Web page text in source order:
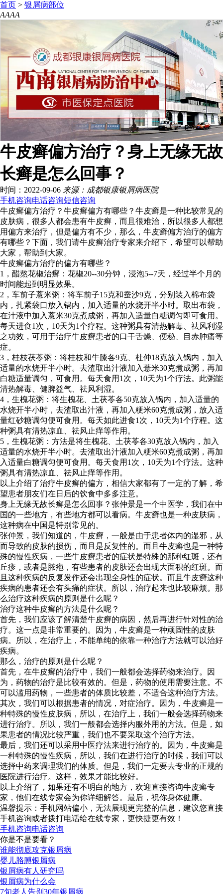
首页 > 银屑病部位
AAAA
牛皮癣偏方治疗？身上无缘无故
长癣是怎么回事？
时间：2022-09-06 来源：成都银康银屑病医院
手机咨询电话咨询短信咨询
牛皮癣偏方治疗？牛皮癣偏方有哪些？牛皮癣是一种比较常见的
皮肤病，很多人都会患有牛皮癣，而且很难治，所以很多人都想
用偏方来治疗，但是偏方有不少，那么，牛皮癣偏方治疗的偏方
有哪些？下面，我们请牛皮癣治疗专家来介绍下，希望可以帮助
大家，帮助到大家。
牛皮癣偏方治疗的偏方有哪些？
1，醋熬花椒治癣：花椒20--30分钟，浸泡5--7天，经过半个月的
时间能起到明显效果。
2，车前子薏米粥：将车前子15克和蚕沙9克，分别装入棉布袋
内，扎紧袋口放入锅内，加入适量的水烧开半小时。取出布袋，
在汁液中加入薏米30克煮成粥，再加入适量白糖调匀即可食用。
每天进食1次，10天为1个疗程。这种粥具有清热解毒、祛风利湿
之功效，可用于治疗牛皮癣患者的口干舌燥、便秘、目赤肿痛等
症。
3，桂枝茯苓粥：将桂枝和牛膝各9克、杜仲18克放入锅内，加入
适量的水烧开半小时。去渣取出汁液加入薏米30克煮成粥，再加
白糖适量调匀，可食用。每天食用1次，10天为1个疗法。此粥能
清热解毒、健脾益气、祛风利湿。
4，生槐花粥：将生槐花、土茯苓各50克放入锅内，加入适量的
水烧开半小时，去渣取出汁液，再加入粳米60克煮成粥，放入适
量红砂糖调匀便可食用。每天如此进食1次，10天为1个疗程。这
种粥具有清热凉血、祛风止痒等作用。
5，生槐花粥：方法是将生槐花、土茯苓各30克放入锅内，加入
适量的水烧开半小时。去渣取出汁液加入粳米60克煮成粥，再加
入适量白糖调匀便可食用。每天食用1次，10天为1个疗法。这种
粥具有清热凉血、祛风止痒等作用。
以上介绍了治疗牛皮癣的偏方，相信大家都有了一定的了解，希
望患者朋友们在日后的饮食中多多注意。
身上无缘无故长癣是怎么回事？张仲景是一个中医学，我们在中
国的一些地方，有些地方都可以看病。牛皮癣也是一种皮肤病，
这种病在中国是特别常见的。
张仲景，我们知道的，牛皮癣，一般是由于患者体内的湿邪，从
而导致的皮肤的损伤，而且是反复性的。而且牛皮癣也是一种特
殊的慢性疾病，一些牛皮癣患者的症状是特殊的那种红斑，还有
丘疹，或者是脓疱，有些患者的皮肤还会出现大面积的红斑。而
且这种疾病的反复发作还会出现全身性的症状。而且牛皮癣这种
疾病的患者还会有头痛的症状。所以，治疗起来也比较麻烦。那
么治疗这种疾病的原则是什么呢？
治疗这种牛皮癣的方法是什么呢？
首先，我们应该了解清楚牛皮癣的病因，然后再进行针对性的治
疗。这一点是非常重要的。因为，牛皮癣是一种顽固性的皮肤
病。所以，在治疗上，不能单纯的依靠一种治疗方法就可以治好
疾病。
那么，治疗的原则是什么呢？
首先，在牛皮癣的治疗中，我们一般都会选择药物来治疗。因
为，药物的治疗是比较有效的。但是，药物的使用需要注意。不
可以滥用药物，一些患者的体质比较差，不适合这种治疗方法。
其次，我们可以根据患者的情况，对症治疗。因为，牛皮癣是一
种特殊的慢性皮肤病，所以，在治疗上，我们一般会选择药物来
进行治疗。所以，我们一般都会选择内服外用的方法。但是，如
果患者的情况比较严重，我们也不要采取这个治疗方法。
最后，我们还可以采用中医疗法来进行治疗的。因为，牛皮癣是
一种特殊的慢性疾病，所以，我们在进行治疗的时候，我们可以
选择中药来调理我们的体质。但是，我们一定要去专业的正规的
医院进行治疗。这样，效果才能比较好。
以上介绍了，如果还有不明白的地方，欢迎直接咨询牛皮癣专
家，他们在线专家会为你详细解答。最后，祝你身体健康。
温馨提示：手机网站偏小，无法展现更完整的信息，建议您直接
手机咨询或者拨打电话给在线专家，更快捷更有效！
手机咨询电话咨询
你是不是要看？
谁能彻底攻克银屑病
婴儿胳膊银屑病
银屑病有人研究吗
银屑病为什么会
7旬老人告别30年银屑病